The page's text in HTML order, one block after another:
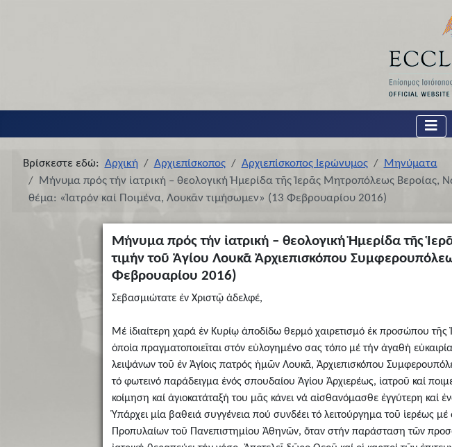
Βρίσκεστε εδώ: Αρχική Αρχιεπίσκοπος Αρχιεπίσκοπος Ιερώνυμος
Μηνύματα
Μήνυμα πρός τήν ἰατρική – θεολογική Ἡμερίδα τῆς Ἱερᾶς Μητροπόλεως Βεροίας,
θέμα: «Ἰατρόν καί Ποιμένα, Λουκᾶν τιμήσωμεν» (13 Φεβρουαρίου 2016)
Μήνυμα πρός τήν ἰατρική – θεολογική Ἡμερίδα τῆς
τιμήν τοῦ Ἁγίου Λουκᾶ Ἀρχιεπισκόπου
Φεβρουαρίου 2016)
Σεβασμιώτατε ἐν Χριστῷ ἀδελφέ,
Μέ ἰδιαίτερη χαρά ἐν Κυρίῳ ἀποδίδω θερμό χαιρετισμό ἐκ προσώπου τῆς
ὁποία πραγματοποιεῖται στόν εὐλογημένο σας τόπο μέ τήν ἀγαθή
λειψάνων τοῦ ἐν Ἁγίοις πατρός ἡμῶν Λουκᾶ, Ἀρχιεπισκόπου
τό φωτεινό παράδειγμα ἑνός σπουδαίου Ἁγίου Ἀρχιερέως, ἰατροῦ καί
κοίμηση καί ἁγιοκατάταξή του μᾶς κάνει νά αἰσθανόμασθε ἐγγύτερη καί
Ὑπάρχει μία βαθειά συγγένεια πού συνδέει τό λειτούργημα τοῦ ἱερέως
Προπυλαίων τοῦ Πανεπιστημίου Ἀθηνῶν, ὅταν στήν παράσταση τῶν